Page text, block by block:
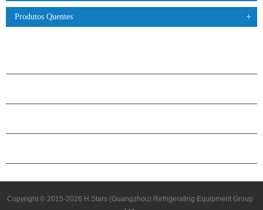
Produtos Quentes
Copyright © 2015-2026 H.Stars (Guangzhou) Refrigerating Equipment Group